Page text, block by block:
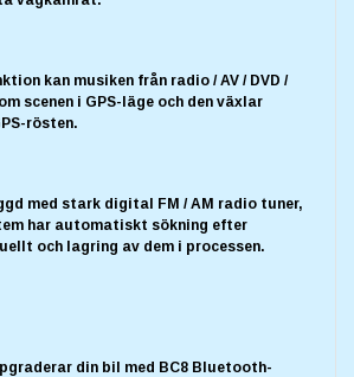
kan musiken från radio / AV / DVD /
scenen i GPS-läge och den växlar
rösten.
med stark digital FM / AM radio tuner,
har automatiskt sökning efter
och lagring av dem i processen.
din bil med BC8 Bluetooth-